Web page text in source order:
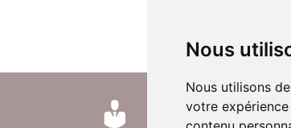
Nous
Nous utilisons
votre